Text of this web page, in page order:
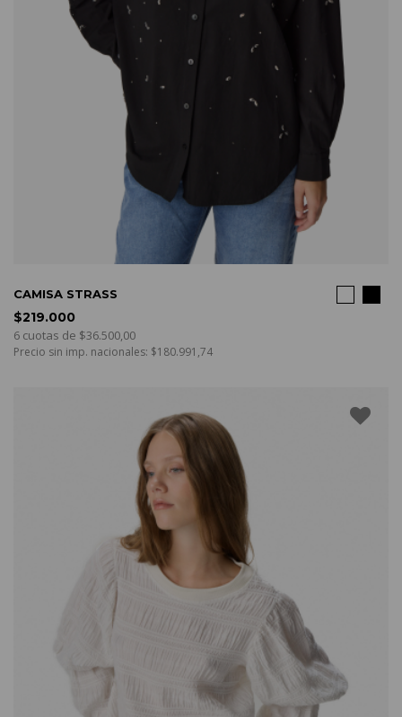
CAMISA STRASS
$219.000
6 cuotas de $36.500,00
Precio sin imp. nacionales: $180.991,74